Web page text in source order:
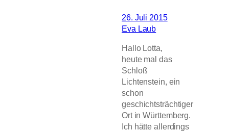
26. Juli 2015
Eva Laub
Hallo Lotta,
heute mal das
Schloß
Lichtenstein, ein
schon
geschichtsträchtiger
Ort in Württemberg.
Ich hätte allerdings